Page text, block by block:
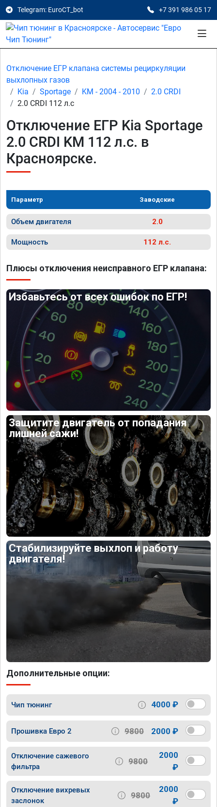
Telegram: EuroCT_bot +7 391 986 05 17
Отключение ЕГР клапана системы рециркуляции
выхлопных газов
Kia
Sportage KM - 2004 - 2010
2.0 CRDI
2.0 CRDI 112 л.с
Отключение ЕГР Kia Sportage
2.0 CRDI KM 112 л.с. в
Красноярске.
Параметр Заводские
Объем двигателя 2.0
Мощность 112 л.с.
Плюсы отключения неисправного ЕГР клапана:
Избавьтесь от всех ошибок по ЕГР!
Защитите двигатель от попадания
лишней сажи!
Стабилизируйте выхлоп и работу
двигателя!
Дополнительные опции:
Чип тюнинг 4000 ₽
Прошивка Евро 2 9800 2000 ₽
Отключение сажевого
фильтра
9800
2000
₽
Отключение вихревых
заслонок
9800
2000
₽